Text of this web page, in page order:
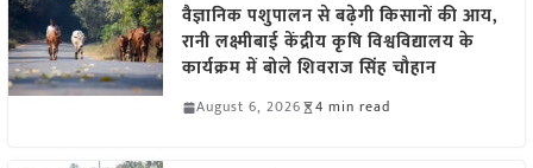
वैज्ञानिक पशुपालन से बढ़ेगी किसानों की आय,
रानी लक्ष्मीबाई केंद्रीय कृषि विश्वविद्यालय के
कार्यक्रम में बोले शिवराज सिंह चौहान
August 6, 2026 4 min read